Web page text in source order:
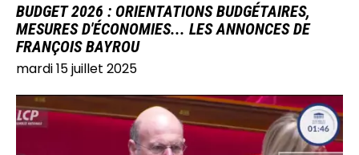
BUDGET 2026 : ORIENTATIONS BUDGÉTAIRES,
MESURES D'ÉCONOMIES... LES ANNONCES DE
FRANÇOIS BAYROU
mardi 15 juillet 2025
IMAGE